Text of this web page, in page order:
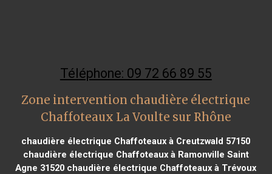
Téléphone: 09 72 66 89 55
Zone intervention chaudière électrique
Chaffoteaux La Voulte sur Rhône
chaudière électrique Chaffoteaux à Creutzwald 57150
chaudière électrique Chaffoteaux à Ramonville Saint
Agne 31520 chaudière électrique Chaffoteaux à Trévoux